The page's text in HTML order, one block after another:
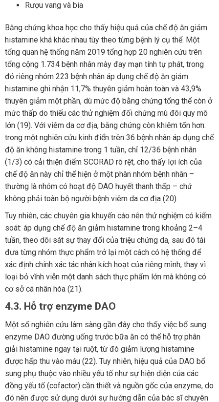
Rượu vang và bia
Bằng chứng khoa học cho thấy hiệu quả của chế độ ăn giảm
histamine khá khác nhau tùy theo từng bệnh lý cụ thể. Một
tổng quan hệ thống năm 2019 tổng hợp 20 nghiên cứu trên
tổng cộng 1.734 bệnh nhân mày đay mạn tính tự phát, trong
đó riêng nhóm 223 bệnh nhân áp dụng chế độ ăn giảm
histamine ghi nhận 11,7% thuyên giảm hoàn toàn và 43,9%
thuyên giảm một phần, dù mức độ bằng chứng tổng thể còn ở
mức thấp do thiếu các thử nghiệm đối chứng mù đôi quy mô
lớn (19). Với viêm da cơ địa, bằng chứng còn khiêm tốn hơn:
trong một nghiên cứu kinh điển trên 36 bệnh nhân áp dụng chế
độ ăn không histamine trong 1 tuần, chỉ 12/36 bệnh nhân
(1/3) có cải thiện điểm SCORAD rõ rệt, cho thấy lợi ích của
chế độ ăn này chỉ thể hiện ở một phân nhóm bệnh nhân –
thường là nhóm có hoạt độ DAO huyết thanh thấp – chứ
không phải toàn bộ người bệnh viêm da cơ địa (20).
Tuy nhiên, các chuyên gia khuyến cáo nên thử nghiệm có kiểm
soát: áp dụng chế độ ăn giảm histamine trong khoảng 2–4
tuần, theo dõi sát sự thay đổi của triệu chứng da, sau đó tái
đưa từng nhóm thực phẩm trở lại một cách có hệ thống để
xác định chính xác tác nhân kích hoạt của riêng mình, thay vì
loại bỏ vĩnh viễn một danh sách thực phẩm lớn mà không có
cơ sở cá nhân hóa (21).
4.3. Hỗ trợ enzyme DAO
Một số nghiên cứu lâm sàng gần đây cho thấy việc bổ sung
enzyme DAO đường uống trước bữa ăn có thể hỗ trợ phân
giải histamine ngay tại ruột, từ đó giảm lượng histamine
được hấp thu vào máu (22). Tuy nhiên, hiệu quả của DAO bổ
sung phụ thuộc vào nhiều yếu tố như sự hiện diện của các
đồng yếu tố (cofactor) cần thiết và nguồn gốc của enzyme, do
đó nên được sử dụng dưới sự hướng dẫn của bác sĩ chuyên